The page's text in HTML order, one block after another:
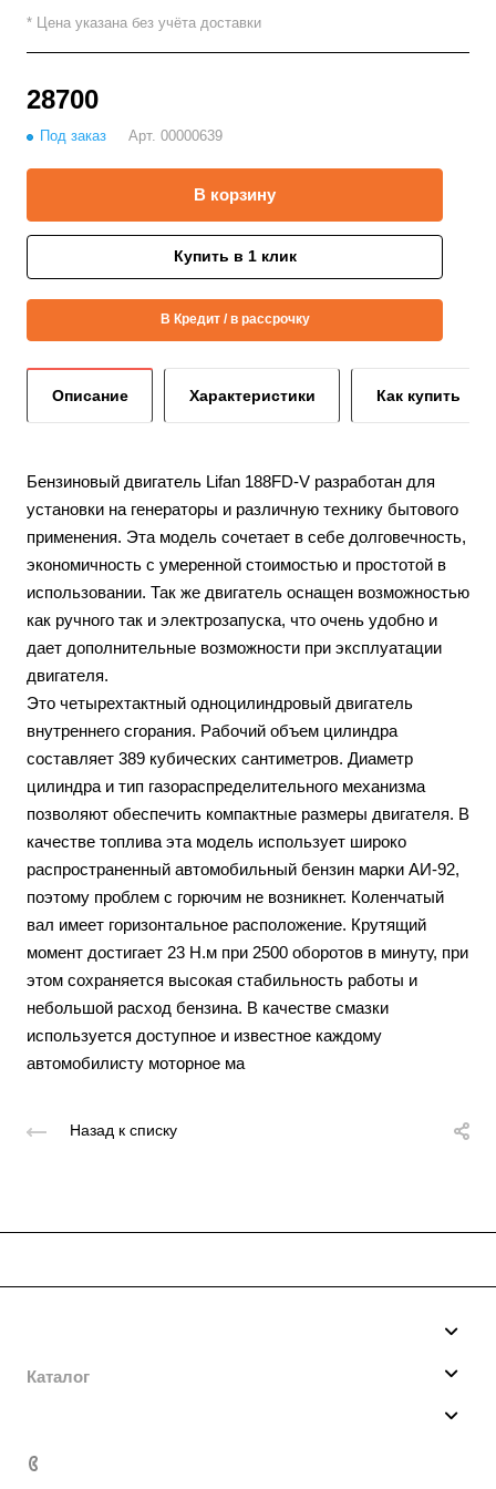
* Цена указана без учёта доставки
28700
Под заказ Арт. 00000639
В корзину
Купить в 1 клик
В Кредит / в рассрочку
Описание Характеристики Как купить
Бензиновый двигатель Lifan 188FD-V разработан для
установки на генераторы и различную технику бытового
применения. Эта модель сочетает в себе долговечность,
экономичность с умеренной стоимостью и простотой в
использовании. Так же двигатель оснащен возможностью
как ручного так и электрозапуска, что очень удобно и
дает дополнительные возможности при эксплуатации
двигателя.
Это четырехтактный одноцилиндровый двигатель
внутреннего сгорания. Рабочий объем цилиндра
составляет 389 кубических сантиметров. Диаметр
цилиндра и тип газораспределительного механизма
позволяют обеспечить компактные размеры двигателя. В
качестве топлива эта модель использует широко
распространенный автомобильный бензин марки АИ-92,
поэтому проблем с горючим не возникнет. Коленчатый
вал имеет горизонтальное расположение. Крутящий
момент достигает 23 Н.м при 2500 оборотов в минуту, при
этом сохраняется высокая стабильность работы и
небольшой расход бензина. В качестве смазки
используется доступное и известное каждому
автомобилисту моторное ма
Назад к списку
О нас
Поставщикам
Каталог
Гибка Металла